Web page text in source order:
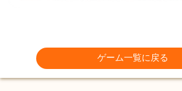
ゲーム一覧に戻る